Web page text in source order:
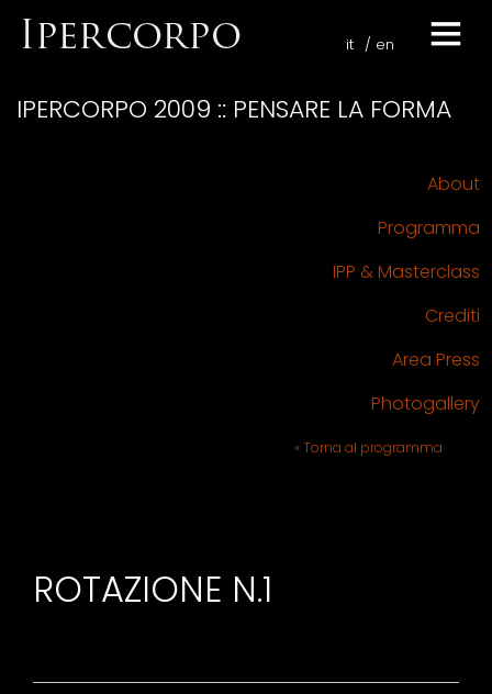
it en
IPERCORPO 2009 :: PENSARE LA FORMA
About
Programma
IPP & Masterclass
Crediti
Area Press
Photogallery
« Torna al programma
ROTAZIONE N.1